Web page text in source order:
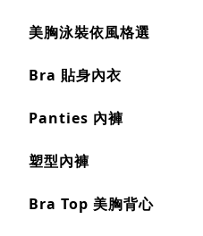
美胸泳裝依風格選
Bra 貼身內衣
Panties 內褲
塑型內褲
Bra Top 美胸背心